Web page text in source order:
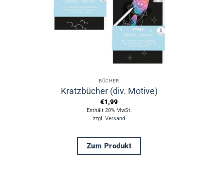
BÜCHER
Kratzbücher (div. Motive)
€1,99
Enthält 20% MwSt.
zzgl. Versand
Zum Produkt